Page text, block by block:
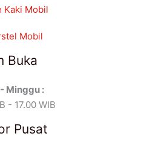
Kaki Mobil
Mobil
Buka
Minggu :
- 17.00 WIB
Pusat